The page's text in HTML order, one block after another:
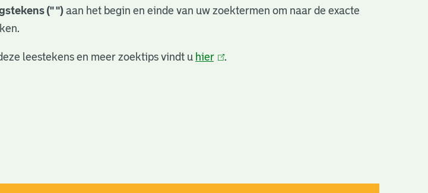
(" ") aan het begin en einde van uw zoektermen om naar de exacte
leestekens en meer zoektips vindt u hier(link
.